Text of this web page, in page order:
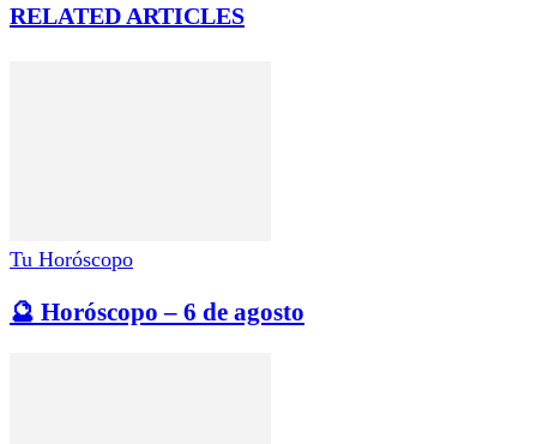
RELATED ARTICLES
Tu Horóscopo
🔮 Horóscopo – 6 de agosto